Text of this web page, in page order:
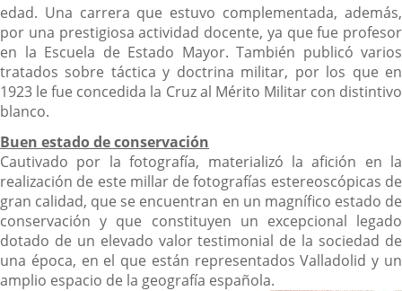
edad. Una carrera que estuvo complementada, además,
por una prestigiosa actividad docente, ya que fue profesor
en la Escuela de Estado Mayor. También publicó varios
tratados sobre táctica y doctrina militar, por los que en
1923 le fue concedida la Cruz al Mérito Militar con distintivo
blanco.
Buen estado de conservación
Cautivado por la fotografía, materializó la afición en la
realización de este millar de fotografías estereoscópicas de
gran calidad, que se encuentran en un magnífico estado de
conservación y que constituyen un excepcional legado
dotado de un elevado valor testimonial de la sociedad de
una época, en el que están representados Valladolid y un
amplio espacio de la geografía española.